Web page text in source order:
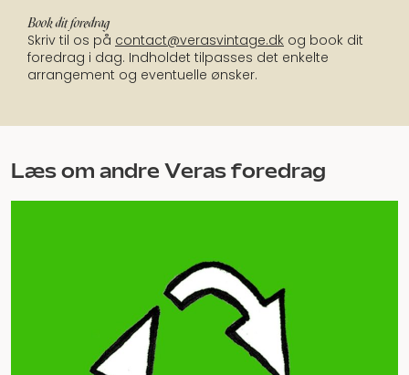
Book dit foredrag
Skriv til os på contact@verasvintage.dk og book dit
foredrag i dag. Indholdet tilpasses det enkelte
arrangement og eventuelle ønsker.
Læs om andre Veras foredrag